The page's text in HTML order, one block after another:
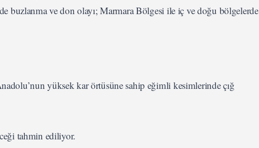
buzlanma ve don olayı; Marmara Bölgesi ile iç ve doğu bölgelerde
yüksek kar örtüsüne sahip eğimli kesimlerinde çığ
tahmin ediliyor.